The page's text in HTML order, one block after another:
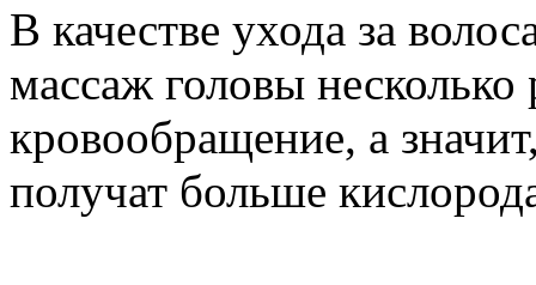
В качестве ухода за
массаж головы
кровообращение, а
получат больше